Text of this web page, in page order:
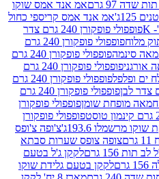
אמ אנד אמס שוקו
אנד אמס קריספי כחול
פופפולי פופקורן 240 גרם צדר
פופפולי פופקורן 240 גרם
פופפולי פופקורן 240 גרם
פופפולי פופקורן 240 גרם
פופפולי פופקורן 240 גרם
פופפולי פופקורן 240 גרם
פופפולי פופקורן
פופפולי פופקורן
צ'ופה צ'ופס
צופס שערות סבתא
לקקן ג'ל בטעם
בטעם גלידת שוקו